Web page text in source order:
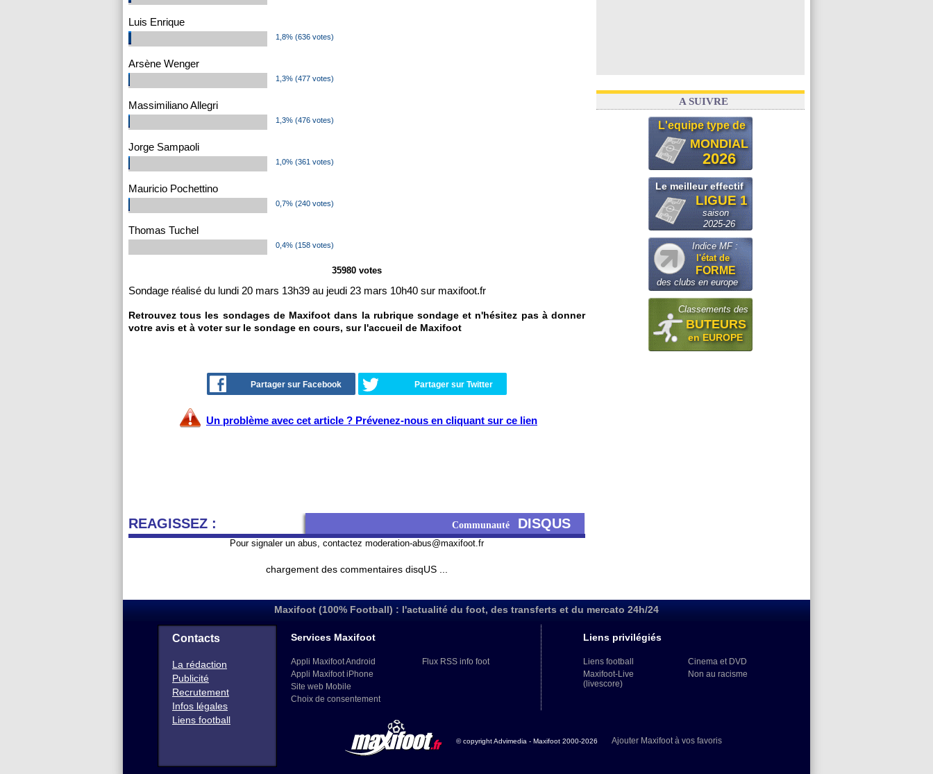
Luis Enrique
1,8% (636 votes)
Arsène Wenger
1,3% (477 votes)
Massimiliano Allegri
1,3% (476 votes)
Jorge Sampaoli
1,0% (361 votes)
Mauricio Pochettino
0,7% (240 votes)
Thomas Tuchel
0,4% (158 votes)
35980 votes
Sondage réalisé du lundi 20 mars 13h39 au jeudi 23 mars 10h40 sur maxifoot.fr
Retrouvez tous les sondages de Maxifoot dans la rubrique sondage et n'hésitez pas à donner
votre avis et à voter sur le sondage en cours, sur l'accueil de Maxifoot
Partager sur Facebook Partager sur Twitter
Un problème avec cet article ? Prévenez-nous en cliquant sur ce lien
REAGISSEZ : Communauté DISQUS
Pour signaler un abus, contactez moderation-abus@maxifoot.fr
chargement des commentaires disqUS ...
A SUIVRE
L'equipe type de
MONDIAL
2026
Le meilleur effectif
LIGUE 1
saison
2025-26
Indice MF :
l'état de
FORME
des clubs en europe
Classements des
BUTEURS
en EUROPE
Maxifoot (100% Football) : l'actualité du foot, des transferts et du mercato 24h/24
Contacts
La rédaction
Publicité
Recrutement
Infos légales
Liens football
Services Maxifoot
Appli Maxifoot Android
Appli Maxifoot iPhone
Site web Mobile
Choix de consentement
Flux RSS info foot
Liens privilégiés
Liens football
Maxifoot-Live
(livescore)
Cinema et DVD
Non au racisme
© copyright Advimedia - Maxifoot 2000-2026 Ajouter Maxifoot à vos favoris